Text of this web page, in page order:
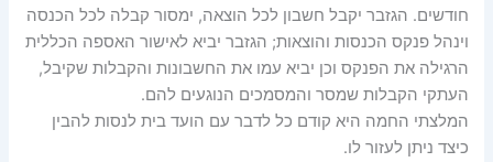
חודשים. הגזבר יקבל חשבון לכל הוצאה, ימסור קבלה לכל הכנסה
וינהל פנקס הכנסות והוצאות; הגזבר יביא לאישור האספה הכללית
הרגילה את הפנקס וכן יביא עמו את החשבונות והקבלות שקיבל,
העתקי הקבלות שמסר והמסמכים הנוגעים להם.
המלצתי החמה היא קודם כל לדבר עם הועד בית לנסות להבין
כיצד ניתן לעזור לו.